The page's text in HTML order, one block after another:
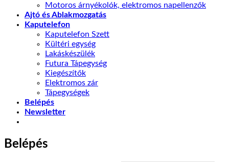
Motoros árnyékolók, elektromos napellenzők
Ajtó és Ablakmozgatás
Kaputelefon
Kaputelefon Szett
Kültéri egység
Lakáskészülék
Futura Tápegység
Kiegészítők
Elektromos zár
Tápegységek
Belépés
Newsletter
Belépés